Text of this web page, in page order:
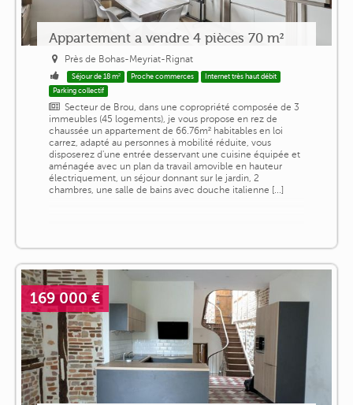
Appartement a vendre 4 pièces 70 m²
Près de Bohas-Meyriat-Rignat
Séjour de 18 m² Proche commerces
Internet très haut débit
Parking collectif
Secteur de Brou, dans une copropriété composée de 3
immeubles (45 logements), je vous propose en rez de
chaussée un appartement de 66.76m² habitables en loi
carrez, adapté au personnes à mobilité réduite, vous
disposerez d'une entrée desservant une cuisine équipée et
aménagée avec un plan da travail amovible en hauteur
électriquement, un séjour donnant sur le jardin, 2
chambres, une salle de bains avec douche italienne [...]
169 000 €